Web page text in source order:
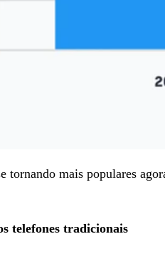
tornando mais populares
telefones tradicionais